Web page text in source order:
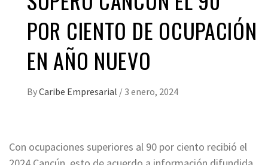
POR CIENTO DE OCUPACIÓN
EN AÑO NUEVO
ByCaribe Empresarial / 3 enero, 2024
Con ocupaciones superiores al 90 por ciento recibió el